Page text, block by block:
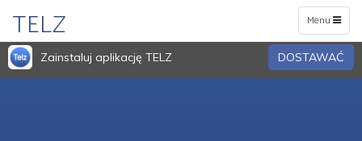
Toggle
navigation
Menu
TELZ
Zainstaluj aplikację TELZ DOSTAWAĆ